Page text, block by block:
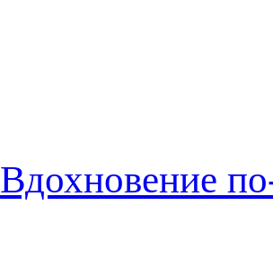
Вдохновение